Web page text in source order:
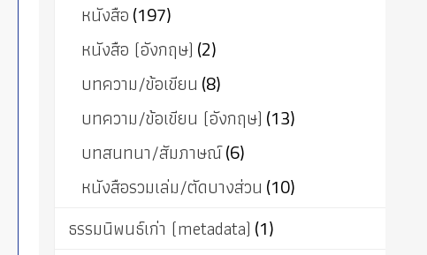
หนังสือ(197)
หนังสือ (อังกฤษ) (2)
บทความ/ข้อเขียน (8)
บทความ/ข้อเขียน (อังกฤษ) (13)
บทสนทนา/สัมภาษณ์(6)
หนังสือรวมเล่ม/ตัดบางส่วน (10)
ธรรมนิพนธ์เก่า (metadata) (1)